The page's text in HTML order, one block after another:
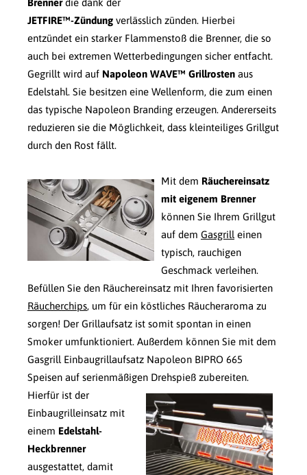
Brennerdie dank der
JETFIRE™-Zündung verlässlich zünden. Hierbei
entzündet ein starker Flammenstoß die Brenner, die so
auch bei extremen Wetterbedingungen sicher entfacht.
Gegrillt wird auf Napoleon WAVE™ Grillrosten aus
Edelstahl. Sie besitzen eine Wellenform, die zum einen
das typische Napoleon Branding erzeugen. Andererseits
reduzieren sie die Möglichkeit, dass kleinteiliges Grillgut
durch den Rost fällt.
Mit dem Räuchereinsatz
mit eigenem Brenner
können Sie Ihrem Grillgut
auf dem Gasgrill einen
typisch, rauchigen
Geschmack verleihen.
Befüllen Sie den Räuchereinsatz mit Ihren favorisierten
Räucherchips, um für ein köstliches Räucheraroma zu
sorgen! Der Grillaufsatz ist somit spontan in einen
Smoker umfunktioniert. Außerdem können Sie mit dem
Gasgrill Einbaugrillaufsatz Napoleon BIPRO 665
Speisen auf serienmäßigen Drehspieß zubereiten.
Hierfür ist der
Einbaugrilleinsatz mit
einem Edelstahl-
Heckbrenner
ausgestattet, damit